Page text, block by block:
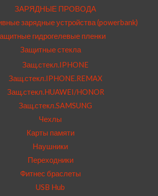
ЗАРЯДНЫЕ ПРОВОДА
зарядные устройства (powerbank)
гидрогелевые пленки
Защитные стекла
Защ.стекл.IPHONE
Защ.стекл.IPHONE.REMAX
Защ.стекл.HUAWEI/HONOR
Защ.стекл.SAMSUNG
Чехлы
Карты памяти
Наушники
Переходники
Фитнес браслеты
USB Hub